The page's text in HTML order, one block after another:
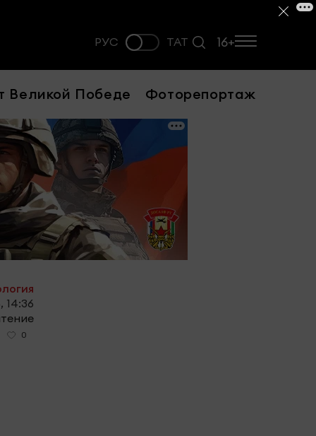
РУС ТАТ 16+
Великой Победе Фоторепортаж
14:36
0